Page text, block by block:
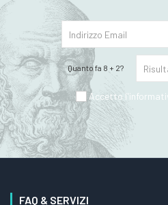
Quanto fa 8 + 2?
Accetto
FAQ & SERVIZI